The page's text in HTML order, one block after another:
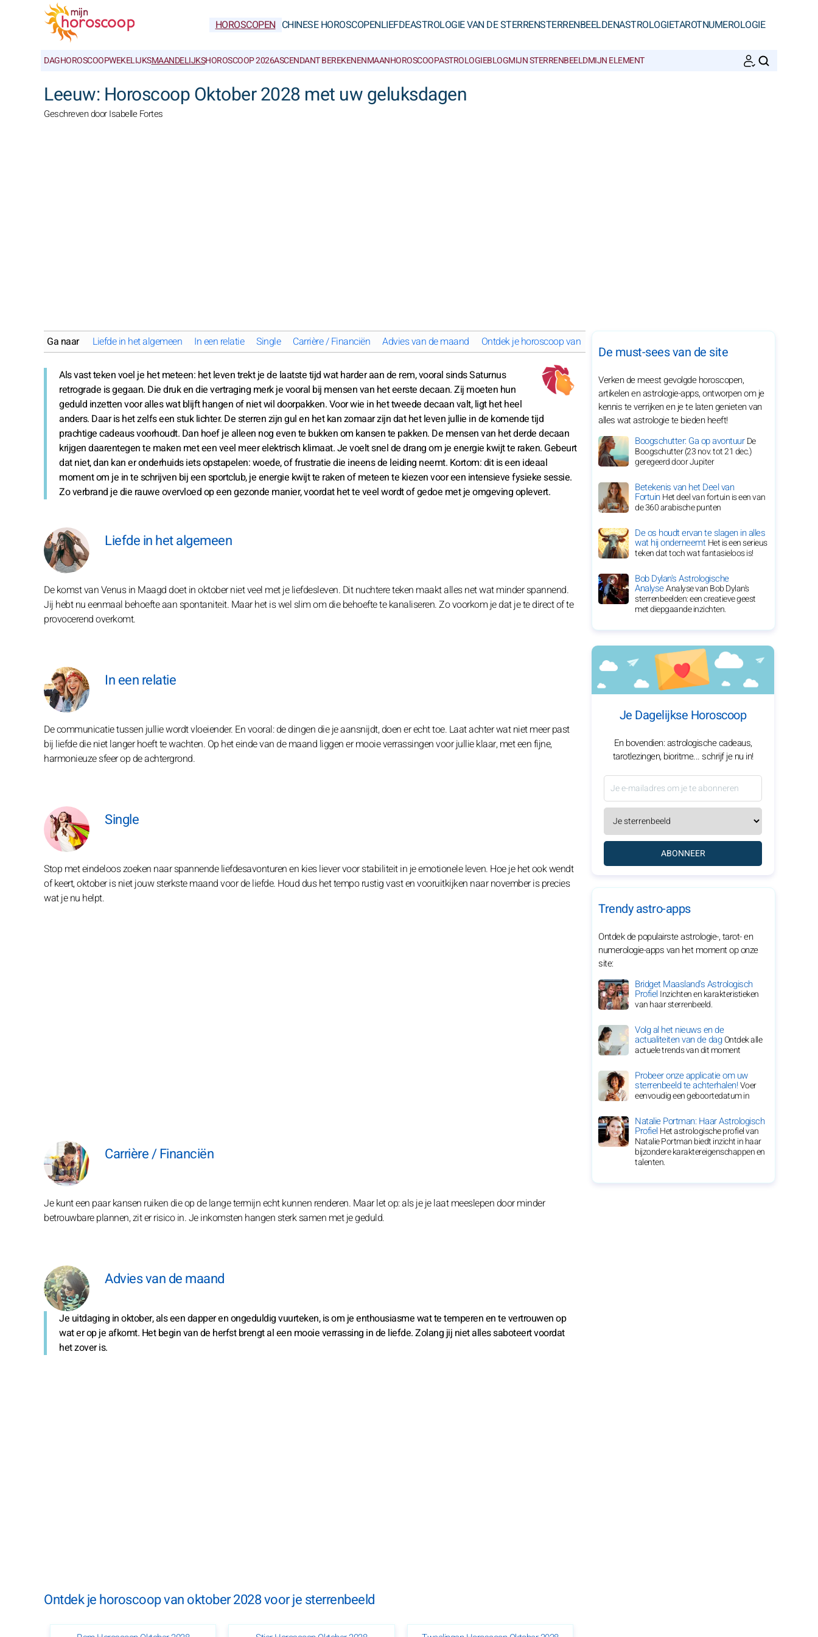
HOROSCOPEN CHINESE HOROSCOPENLIEFDEASTROLOGIE VAN DE STERRENSTERRENBEELDENASTROLOGIETAROTNUMEROLOGIE
DAGHOROSCOOPWEKELIJKSMAANDELIJKSHOROSCOOP 2026ASCENDANT BEREKENENMAANHOROSCOOPASTROLOGIEBLOGMIJN STERRENBEELDMIJN ELEMENT
Leeuw: Horoscoop Oktober 2028 met uw geluksdagen
Geschreven door Isabelle Fortes
Ga naar Liefde in het algemeen In een relatie Single Carrière / Financiën Advies van de maand Ontdek je horoscoop van oktober 2028 voor je sterrenbeeld
Als vast teken voel je het meteen: het leven trekt je de laatste tijd wat harder aan de rem, vooral sinds Saturnus
retrograde is gegaan. Die druk en die vertraging merk je vooral bij mensen van het eerste decaan. Zij moeten hun
geduld inzetten voor alles wat blijft hangen of niet wil doorpakken. Voor wie in het tweede decaan valt, ligt het heel
anders. Daar is het zelfs een stuk lichter. De sterren zijn gul en het kan zomaar zijn dat het leven jullie in de komende tijd
prachtige cadeaus voorhoudt. Dan hoef je alleen nog even te bukken om kansen te pakken. De mensen van het derde decaan
krijgen daarentegen te maken met een veel meer elektrisch klimaat. Je voelt snel de drang om je energie kwijt te raken. Gebeurt
dat niet, dan kan er onderhuids iets opstapelen: woede, of frustratie die ineens de leiding neemt. Kortom: dit is een ideaal
moment om je in te schrijven bij een sportclub, je energie kwijt te raken of meteen te kiezen voor een intensieve fysieke sessie.
Zo verbrand je die rauwe overvloed op een gezonde manier, voordat het te veel wordt of gedoe met je omgeving oplevert.
Liefde in het algemeen
De komst van Venus in Maagd doet in oktober niet veel met je liefdesleven. Dit nuchtere teken maakt alles net wat minder spannend.
Jij hebt nu eenmaal behoefte aan spontaniteit. Maar het is wel slim om die behoefte te kanaliseren. Zo voorkom je dat je te direct of te
provocerend overkomt.
In een relatie
De communicatie tussen jullie wordt vloeiender. En vooral: de dingen die je aansnijdt, doen er echt toe. Laat achter wat niet meer past
bij liefde die niet langer hoeft te wachten. Op het einde van de maand liggen er mooie verrassingen voor jullie klaar, met een fijne,
harmonieuze sfeer op de achtergrond.
Single
Stop met eindeloos zoeken naar spannende liefdesavonturen en kies liever voor stabiliteit in je emotionele leven. Hoe je het ook wendt
of keert, oktober is niet jouw sterkste maand voor de liefde. Houd dus het tempo rustig vast en vooruitkijken naar november is precies
wat je nu helpt.
Carrière / Financiën
Je kunt een paar kansen ruiken die op de lange termijn echt kunnen renderen. Maar let op: als je je laat meeslepen door minder
betrouwbare plannen, zit er risico in. Je inkomsten hangen sterk samen met je geduld.
Advies van de maand
Je uitdaging in oktober, als een dapper en ongeduldig vuurteken, is om je enthousiasme wat te temperen en te vertrouwen op
wat er op je afkomt. Het begin van de herfst brengt al een mooie verrassing in de liefde. Zolang jij niet alles saboteert voordat
het zover is.
Ontdek je horoscoop van oktober 2028 voor je sterrenbeeld
De must-sees van de site
Verken de meest gevolgde horoscopen,
artikelen en astrologie-apps, ontworpen om je
kennis te verrijken en je te laten genieten van
alles wat astrologie te bieden heeft!
Boogschutter: Ga op avontuurDe
Boogschutter (23 nov. tot 21 dec.)
geregeerd door Jupiter
Betekenis van het Deel van
FortuinHet deel van fortuin is een van
de 360 arabische punten
De os houdt ervan te slagen in alles
wat hij onderneemtHet is een serieus
teken dat toch wat fantasieloos is!
Bob Dylan's Astrologische
AnalyseAnalyse van Bob Dylan's
sterrenbeelden: een creatieve geest
met diepgaande inzichten.
Je Dagelijkse Horoscoop
En bovendien: astrologische cadeaus,
tarotlezingen, bioritme... schrijf je nu in!
ABONNEER
Trendy astro-apps
Ontdek de populairste astrologie-, tarot- en
numerologie-apps van het moment op onze
site:
Bridget Maasland's Astrologisch
ProfielInzichten en karakteristieken
van haar sterrenbeeld.
Volg al het nieuws en de
actualiteiten van de dagOntdek alle
actuele trends van dit moment
Probeer onze applicatie om uw
sterrenbeeld te achterhalen!Voer
eenvoudig een geboortedatum in
Natalie Portman: Haar Astrologisch
ProfielHet astrologische profiel van
Natalie Portman biedt inzicht in haar
bijzondere karaktereigenschappen en
talenten.